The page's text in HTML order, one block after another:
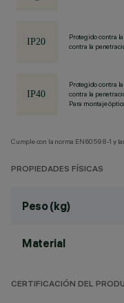
Protegido contra
contra la
Protegido contra
contra la
Para montaje
Cumple con la norma EN60598-1 y
PROPIEDADES FÍSICAS
Peso (kg)
Material
CERTIFICACIÓN DEL